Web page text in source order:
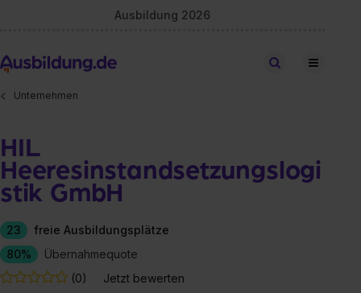
Ausbildung 2026
Stellen finden
Unternehmen
HIL
Heeresinstandsetzungslogi
stik GmbH
23
freie Ausbildungsplätze
80%
Übernahmequote
(0)
Jetzt bewerten